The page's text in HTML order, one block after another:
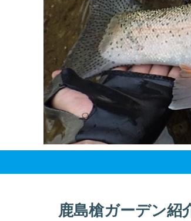
鹿島槍ガーデン